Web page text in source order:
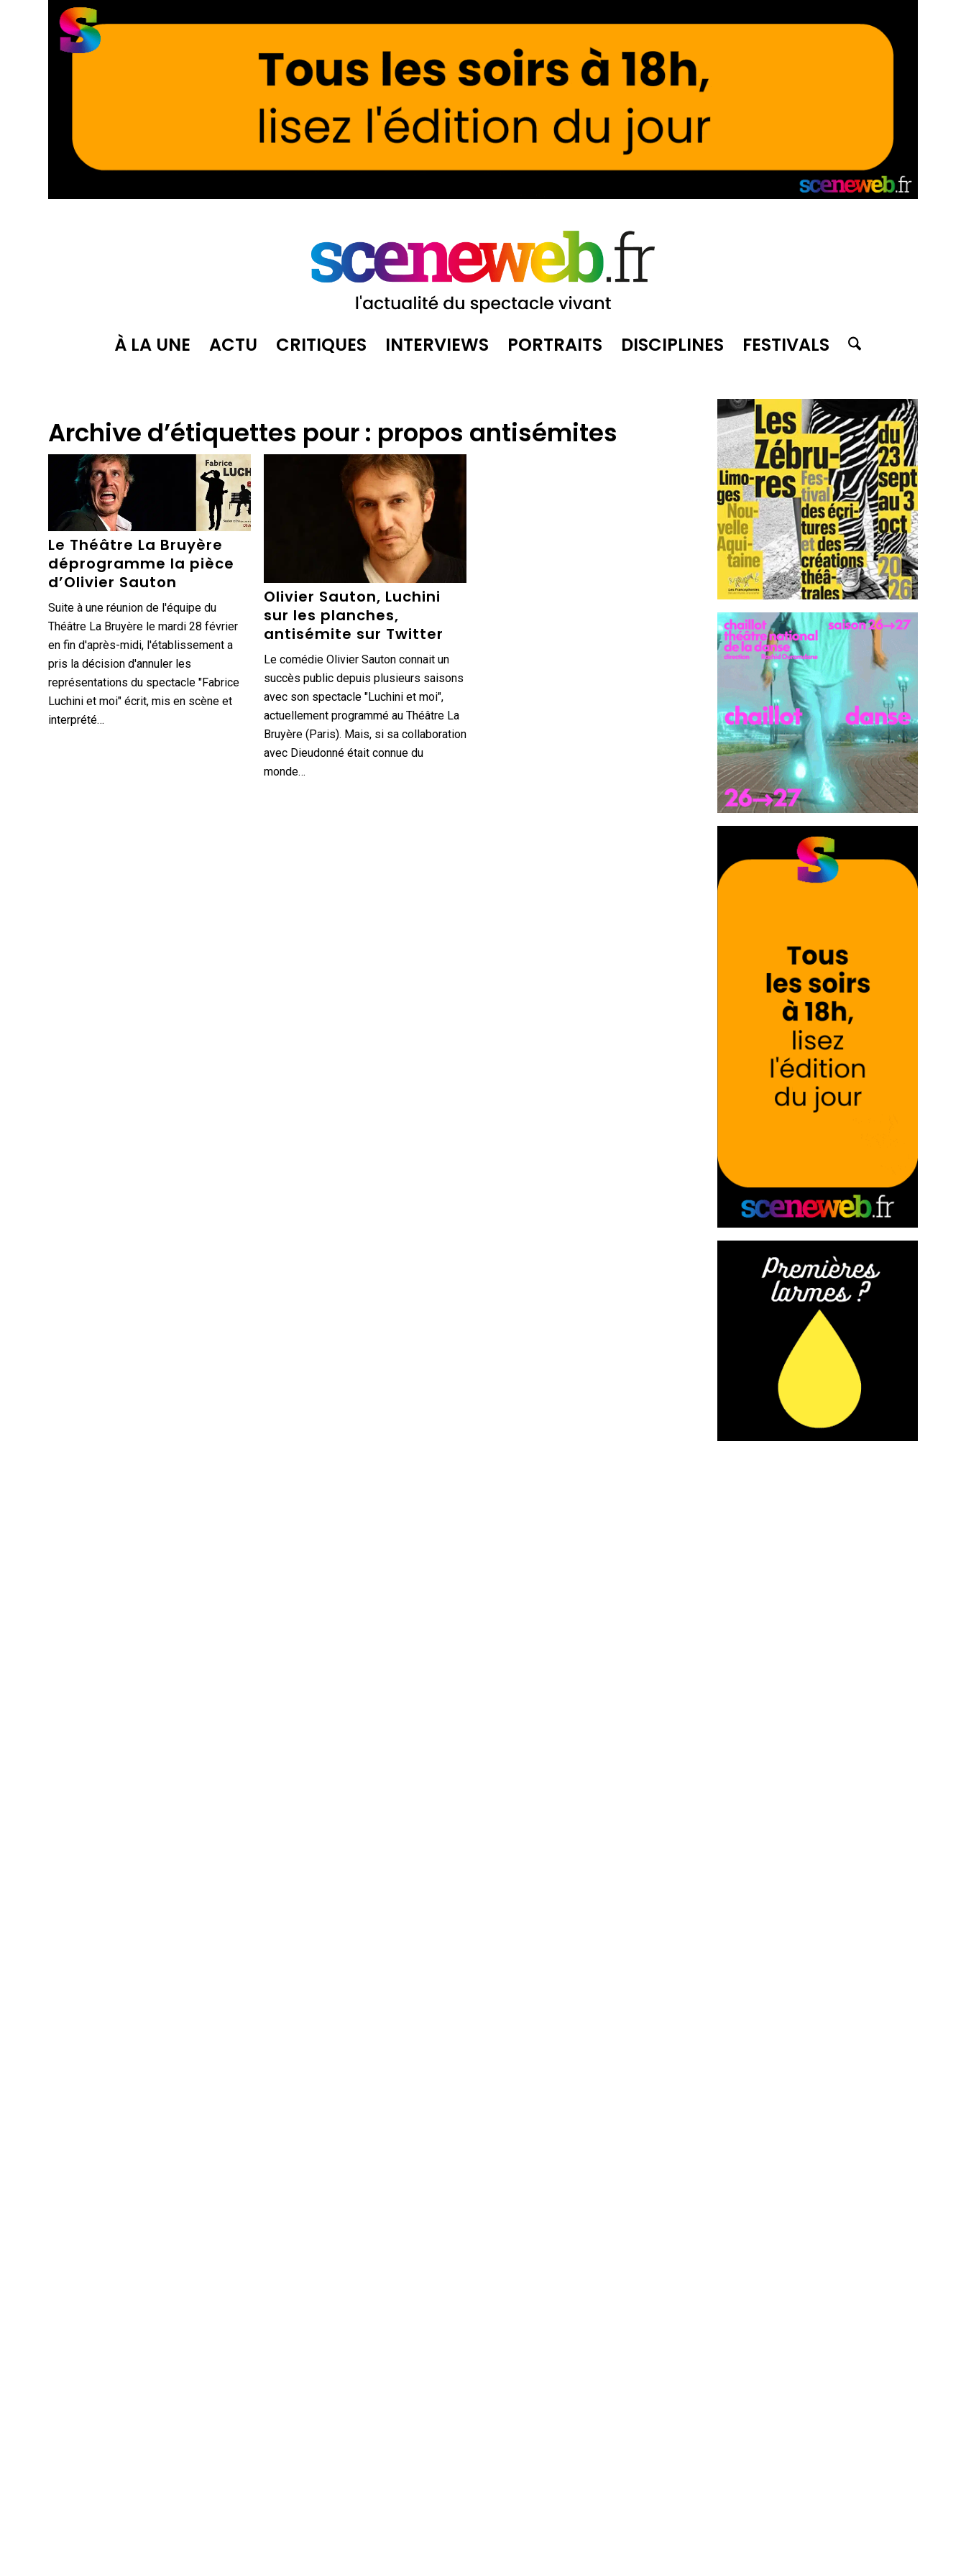
À LA UNE ACTU CRITIQUES INTERVIEWS PORTRAITS DISCIPLINES FESTIVALS
Archive d’étiquettes pour : propos antisémites
Le Théâtre La Bruyère
déprogramme la pièce
d’Olivier Sauton
Suite à une réunion de l'équipe du
Théâtre La Bruyère le mardi 28 février
en fin d'après-midi, l'établissement a
pris la décision d'annuler les
représentations du spectacle "Fabrice
Luchini et moi" écrit, mis en scène et
interprété…
Olivier Sauton, Luchini
sur les planches,
antisémite sur Twitter
Le comédie Olivier Sauton connait un
succès public depuis plusieurs saisons
avec son spectacle "Luchini et moi",
actuellement programmé au Théâtre La
Bruyère (Paris). Mais, si sa collaboration
avec Dieudonné était connue du
monde…